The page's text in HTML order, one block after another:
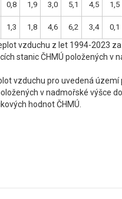
0,8 1,9 3,0 5,1 4,5 1,5
1,3 1,8 4,6 6,2 3,4 0,1
vzduchu z let 1994-2023
stanic ČHMÚ položených v
vzduchu pro uvedená území
v nadmořské výšce
hodnot ČHMÚ.